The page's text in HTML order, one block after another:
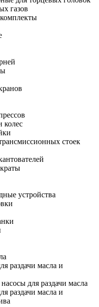
газов
колес
стоек
устройства
раздачи масла и
для раздачи масла
раздачи масла и